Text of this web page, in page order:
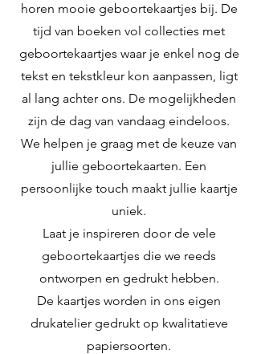
horen mooie geboortekaartjes bij. De
tijd van boeken vol collecties met
geboortekaartjes waar je enkel nog de
tekst en tekstkleur kon aanpassen, ligt
al lang achter ons. De mogelijkheden
zijn de dag van vandaag eindeloos.
We helpen je graag met de keuze van
jullie geboortekaarten. Een
persoonlijke touch maakt jullie kaartje
uniek.
Laat je inspireren door de vele
geboortekaartjes die we reeds
ontworpen en gedrukt hebben.
De kaartjes worden in ons eigen
drukatelier gedrukt op kwalitatieve
papiersoorten.